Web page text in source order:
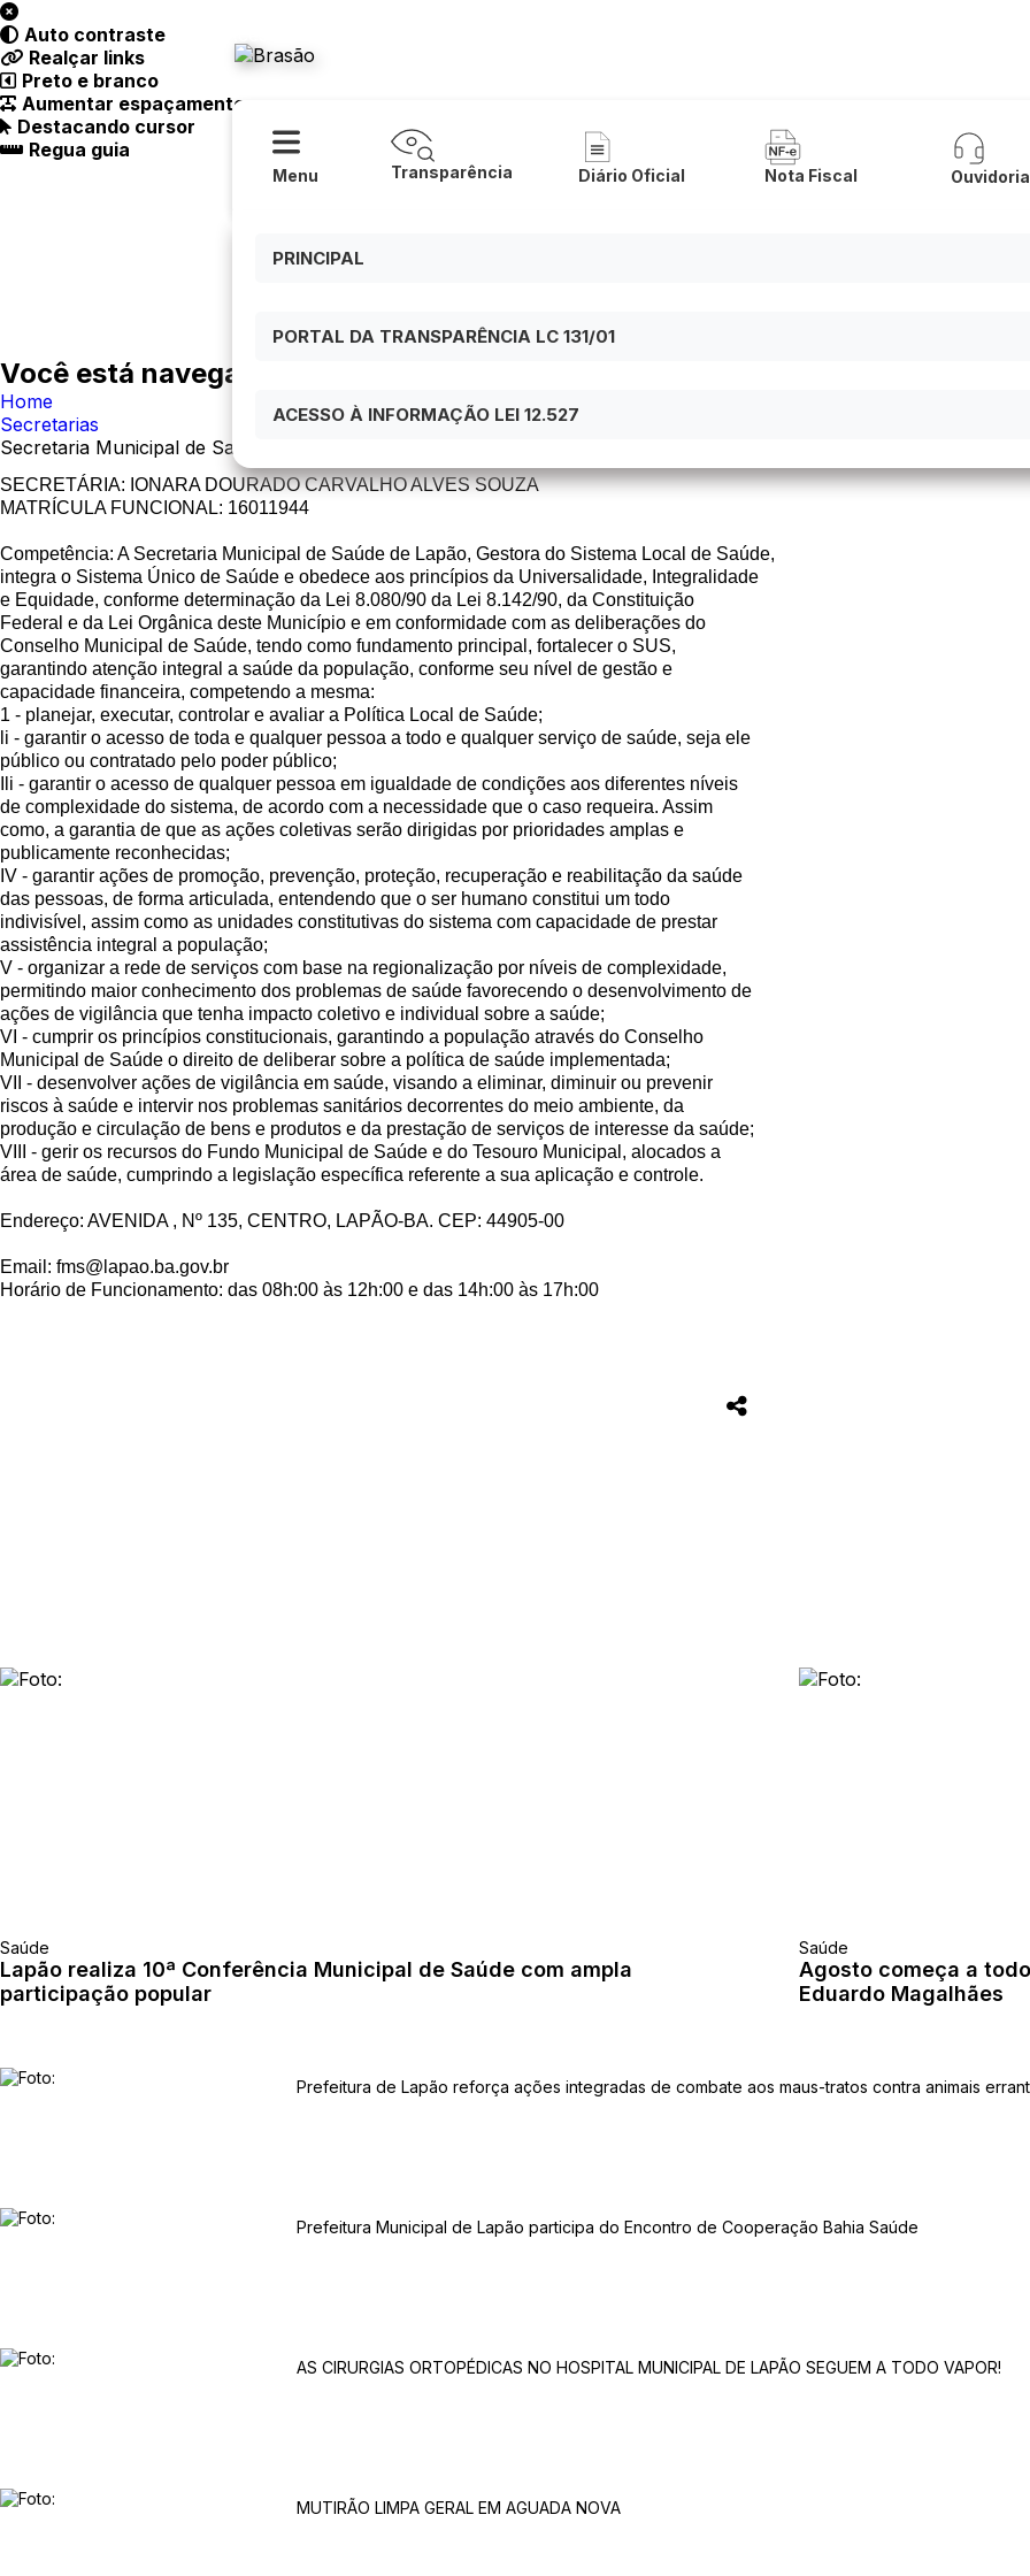
Menu Transparência Diário Oficial Nota Fiscal Ouvidoria
PRINCIPAL
PORTAL DA TRANSPARÊNCIA LC 131/01
ACESSO À INFORMAÇÃO LEI 12.527
Auto contraste
Realçar links
Preto e branco
Aumentar espaçamento
Destacando cursor
Regua guia
Você está navegando em:
Home
Secretarias
Secretaria Municipal de Saúde
SECRETÁRIA: IONARA DOURADO CARVALHO ALVES SOUZA
MATRÍCULA FUNCIONAL: 16011944
Competência: A Secretaria Municipal de Saúde de Lapão, Gestora do Sistema Local de Saúde,
integra o Sistema Único de Saúde e obedece aos princípios da Universalidade, Integralidade
e Equidade, conforme determinação da Lei 8.080/90 da Lei 8.142/90, da Constituição
Federal e da Lei Orgânica deste Município e em conformidade com as deliberações do
Conselho Municipal de Saúde, tendo como fundamento principal, fortalecer o SUS,
garantindo atenção integral a saúde da população, conforme seu nível de gestão e
capacidade financeira, competendo a mesma:
1 - planejar, executar, controlar e avaliar a Política Local de Saúde;
li - garantir o acesso de toda e qualquer pessoa a todo e qualquer serviço de saúde, seja ele
público ou contratado pelo poder público;
Ili - garantir o acesso de qualquer pessoa em igualdade de condições aos diferentes níveis
de complexidade do sistema, de acordo com a necessidade que o caso requeira. Assim
como, a garantia de que as ações coletivas serão dirigidas por prioridades amplas e
publicamente reconhecidas;
IV - garantir ações de promoção, prevenção, proteção, recuperação e reabilitação da saúde
das pessoas, de forma articulada, entendendo que o ser humano constitui um todo
indivisível, assim como as unidades constitutivas do sistema com capacidade de prestar
assistência integral a população;
V - organizar a rede de serviços com base na regionalização por níveis de complexidade,
permitindo maior conhecimento dos problemas de saúde favorecendo o desenvolvimento de
ações de vigilância que tenha impacto coletivo e individual sobre a saúde;
VI - cumprir os princípios constitucionais, garantindo a população através do Conselho
Municipal de Saúde o direito de deliberar sobre a política de saúde implementada;
VII - desenvolver ações de vigilância em saúde, visando a eliminar, diminuir ou prevenir
riscos à saúde e intervir nos problemas sanitários decorrentes do meio ambiente, da
produção e circulação de bens e produtos e da prestação de serviços de interesse da saúde;
VIII - gerir os recursos do Fundo Municipal de Saúde e do Tesouro Municipal, alocados a
área de saúde, cumprindo a legislação específica referente a sua aplicação e controle.
Endereço: AVENIDA , Nº 135, CENTRO, LAPÃO-BA. CEP: 44905-00
Email: fms@lapao.ba.gov.br
Horário de Funcionamento: das 08h:00 às 12h:00 e das 14h:00 às 17h:00
Saúde
Lapão realiza 10ª Conferência Municipal de Saúde com ampla
participação popular
Saúde
Agosto começa a
Eduardo Magalhães
Prefeitura de Lapão reforça ações integradas de combate aos maus-tratos contra animais
Prefeitura Municipal de Lapão participa do Encontro de Cooperação Bahia Saúde
AS CIRURGIAS ORTOPÉDICAS NO HOSPITAL MUNICIPAL DE LAPÃO SEGUEM A TODO VAPOR!
MUTIRÃO LIMPA GERAL EM AGUADA NOVA